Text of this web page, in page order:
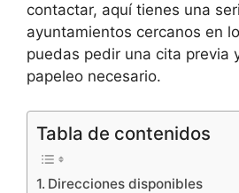
contactar, aquí tienes una
ayuntamientos cercanos en
puedas pedir una cita previa
papeleo necesario.
Tabla de contenidos
Direcciones disponibles